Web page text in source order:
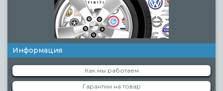
Информация
Как мы работаем
Гарантии на товар